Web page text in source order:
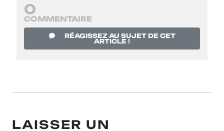
0
COMMENTAIRE
RÉAGISSEZ AU SUJET DE CET
ARTICLE !
LAISSER UN